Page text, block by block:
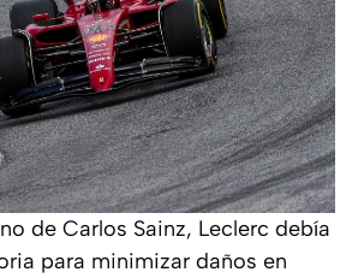
de Carlos Sainz, Leclerc debía
para minimizar daños en